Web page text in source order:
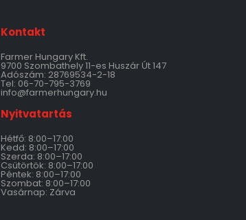
Kontakt
Farmer Hungary Kft.
9700 Szombathely 11-es Huszár Út 147
Adószám: 28769534-2-18
Tel: 06-70-795-3769
info@farmerhungary.hu
Nyitvatartás
Hétfő: 8:00–17:00
Kedd: 8:00–17:00
Szerda: 8:00–17:00
Csütörtök: 8:00–17:00
Péntek: 8:00–17:00
Szombat: 8:00–17:00
Vasárnap: Zárva